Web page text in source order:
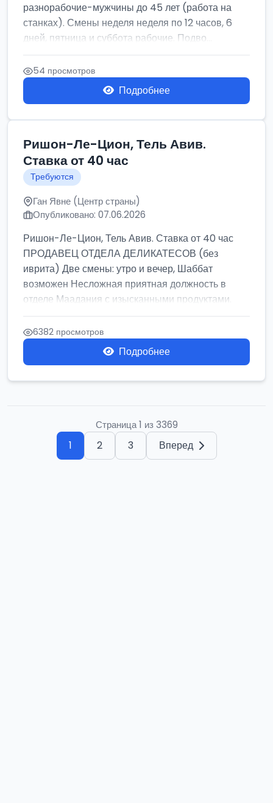
разнорабочие-мужчины до 45 лет (работа на
станках). Смены неделя неделя по 12 часов, 6
дней, пятница и суббота рабочие. Подво...
54 просмотров
Подробнее
Ришон-Ле-Цион, Тель Авив.
Ставка от 40 час
Требуются
Ган Явне (Центр страны)
Опубликовано: 07.06.2026
Ришон-Ле-Цион, Тель Авив. Ставка от 40 час
ПРОДАВЕЦ ОТДЕЛА ДЕЛИКАТЕСОВ (без
иврита) Две смены: утро и вечер, Шаббат
возможен Несложная приятная должность в
отделе Маадания с изысканными продуктами.
Се...
6382 просмотров
Подробнее
Страница 1 из 3369
1 2 3 Вперед